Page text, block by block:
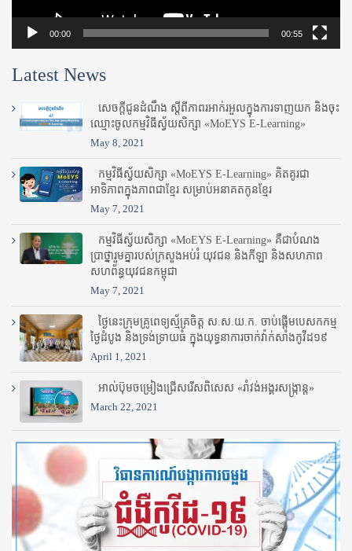
00:00 00:55
Latest News
សេចក្តីជូនដំណឹង ស្តី​ពីភាព​រអាក់រអួល​ក្នុងការ​ទាញ​យក និង​ចុះ​
ឈ្មោះ​ចូល​កម្មវិធី​ស្វ័យសិក្សា «MoEYS E-Learning»
May 8, 2021
កម្មវិធីស្វ័យសិក្សា «MoEYS E-Learning» គិតគូរជា
អាទិភាពក្នុងភាពជាខ្មែរ សម្រាប់អនាគតកូនខ្មែរ
May 7, 2021
កម្មវិធីស្វ័យសិក្សា «MoEYS E-Learning» គឺជាបំណង
ប្រាថ្នារួមគ្នារបស់ក្រសួងអប់រំ​ យុវជន និងកីឡា និងសហភាព
សហព័ន្ធយុវជនកម្ពុជា
May 7, 2021
ថ្ងៃនេះក្រុមគ្រូពេទ្យស្ម័គ្រចិត្ត ស.ស.យ.ក. ចាប់ផ្តើមបេសកកម្ម
ថ្ងៃដំបូង និងទ្រង់ទ្រាយធំ ក្នុងយុទ្ធនាការចាក់វ៉ាក់សាំងកូវីដ១៩
April 1, 2021
អាល់ប៊ុមចម្រៀងជ្រើសរើសពិសេស «រាំវង់អង្គរសង្ក្រាន្ត»
March 22, 2021